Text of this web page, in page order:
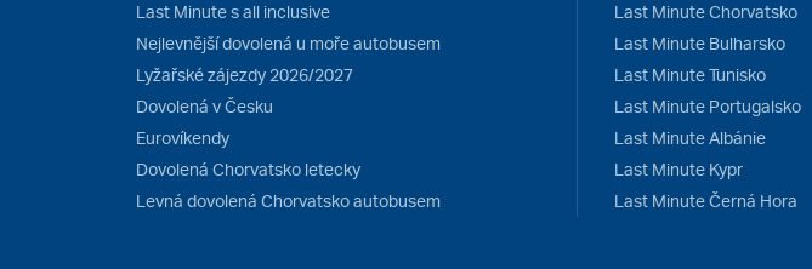
Last Minute s all inclusive
Nejlevnější dovolená u moře autobusem
Lyžařské zájezdy 2026/2027
Dovolená v Česku
Eurovíkendy
Dovolená Chorvatsko letecky
Levná dovolená Chorvatsko autobusem
Last Minute Chorvatsko
Last Minute Bulharsko
Last Minute Tunisko
Last Minute Portugalsko
Last Minute Albánie
Last Minute Kypr
Last Minute Černá Hora